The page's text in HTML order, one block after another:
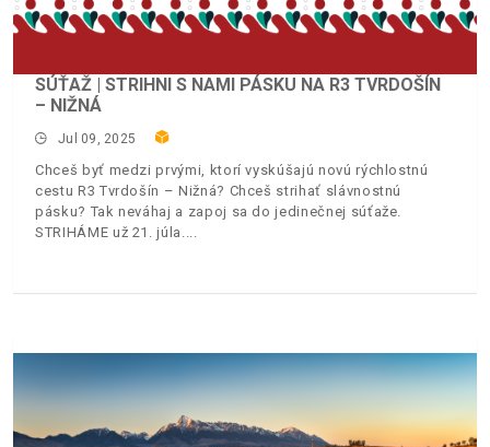
SÚŤAŽ | STRIHNI S NAMI PÁSKU NA R3 TVRDOŠÍN
– NIŽNÁ
Jul 09, 2025
Chceš byť medzi prvými, ktorí vyskúšajú novú rýchlostnú
cestu R3 Tvrdošín – Nižná? Chceš strihať slávnostnú
pásku? Tak neváhaj a zapoj sa do jedinečnej súťaže.
STRIHÁME už 21. júla.